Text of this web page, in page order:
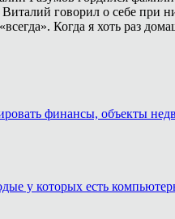
говорил о себе
Когда я хоть раз
финансы, объекты
у которых есть